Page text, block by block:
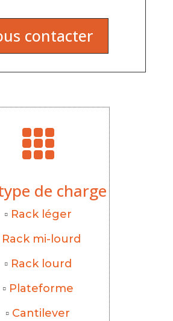
contacter

de charge
▫ Rack léger
Rack mi-lourd
▫ Rack lourd
▫ Plateforme
▫ Cantilever